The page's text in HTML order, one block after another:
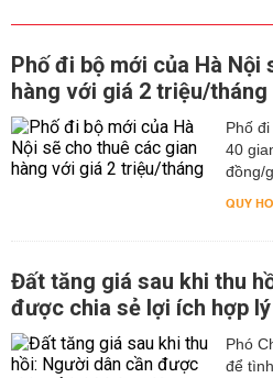
Phố đi bộ mới của Hà Nội
hàng với giá 2 triệu/tháng
Phố
40
đồng/
QUY
Đất tăng giá sau khi thu
được chia sẻ lợi ích hợp lý
Phó
để